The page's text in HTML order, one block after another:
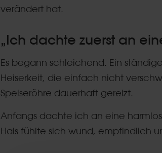
verändert hat.
„Ich dachte zuerst an
Es begann schleichend. Ein
Heiserkeit, die einfach nicht
Speiseröhre dauerhaft gereizt.
Anfangs dachte ich an eine
Hals fühlte sich wund, empfindlich